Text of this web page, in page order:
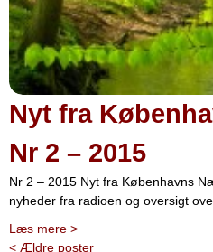
Nyt fra
Nr 2 – 2015
Nr 2 – 2015 Nyt fra Københavns
nyheder fra radioen og oversigt
Læs mere >
< Ældre poster